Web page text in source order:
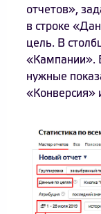
отчетов»,
в строке
цель. В
«Кампании».
нужные
«Конверсия»